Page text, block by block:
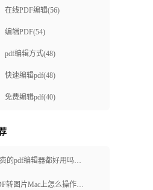
在线PDF编辑(56)
编辑PDF(54)
pdf编辑方式(48)
快速编辑pdf(48)
免费编辑pdf(40)
如何进行PDF在线编辑(36)
pdf编辑怎样做(34)
的pdf编辑器都好用吗？
实现pdf文件在线编辑修
转图片Mac上怎么操作？